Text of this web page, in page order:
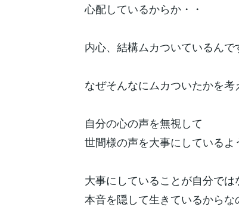
心配しているからか・・
内心、結構ムカついているんで
なぜそんなにムカついたかを考
自分の心の声を無視して
世間様の声を大事にしているよ
大事にしていることが自分では
本音を隠して生きているからな